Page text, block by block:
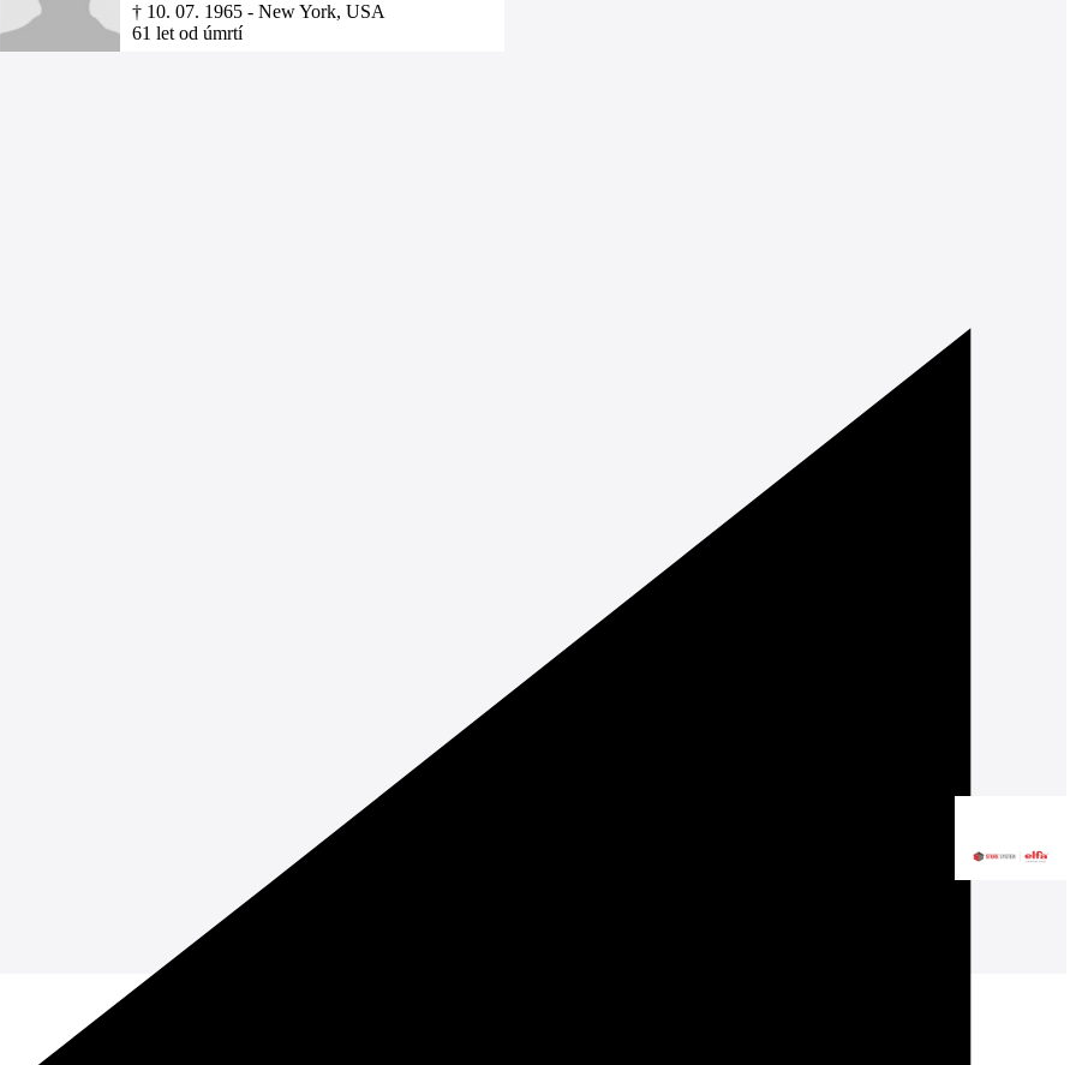
† 10. 07. 1965 - New York, USA
61 let od úmrtí